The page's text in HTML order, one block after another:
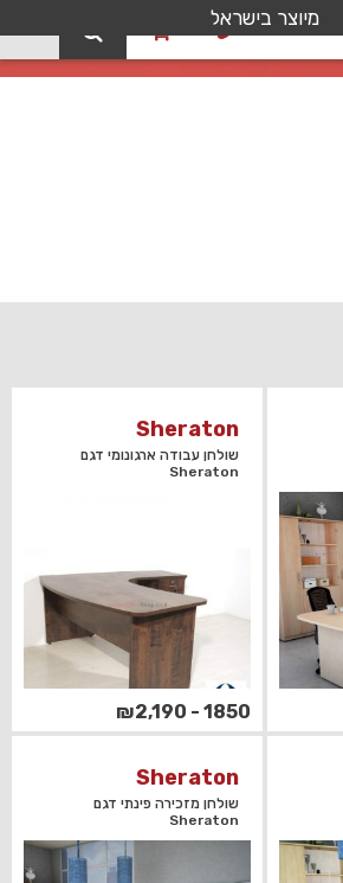
מיוצר בישראל
Sheraton
שולחן עבודה ארגונומי דגם
Sheraton
1850 - ₪2,190
Sheraton
שולחן מזכירה פינתי דגם
Sheraton